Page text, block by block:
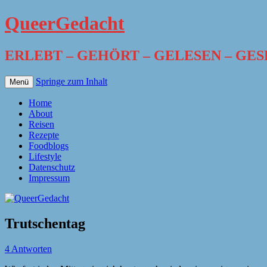
QueerGedacht
ERLEBT – GEHÖRT – GELESEN –
Menü Springe zum Inhalt
Home
About
Reisen
Rezepte
Foodblogs
Lifestyle
Datenschutz
Impressum
Trutschentag
4 Antworten